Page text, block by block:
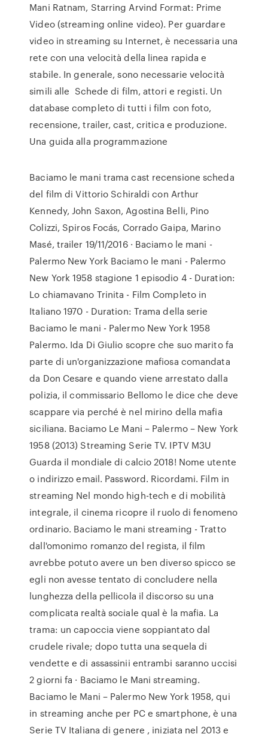
Mani Ratnam, Starring Arvind Format: Prime
Video (streaming online video). Per guardare
video in streaming su Internet, è necessaria una
rete con una velocità della linea rapida e
stabile. In generale, sono necessarie velocità
simili alle Schede di film, attori e registi. Un
database completo di tutti i film con foto,
recensione, trailer, cast, critica e produzione.
Una guida alla programmazione
Baciamo le mani trama cast recensione scheda
del film di Vittorio Schiraldi con Arthur
Kennedy, John Saxon, Agostina Belli, Pino
Colizzi, Spiros Focás, Corrado Gaipa, Marino
Masé, trailer 19/11/2016 · Baciamo le mani -
Palermo New York Baciamo le mani - Palermo
New York 1958 stagione 1 episodio 4 - Duration:
Lo chiamavano Trinita - Film Completo in
Italiano 1970 - Duration: Trama della serie
Baciamo le mani - Palermo New York 1958
Palermo. Ida Di Giulio scopre che suo marito fa
parte di un'organizzazione mafiosa comandata
da Don Cesare e quando viene arrestato dalla
polizia, il commissario Bellomo le dice che deve
scappare via perché è nel mirino della mafia
siciliana. Baciamo Le Mani – Palermo – New York
1958 (2013) Streaming Serie TV. IPTV M3U
Guarda il mondiale di calcio 2018! Nome utente
o indirizzo email. Password. Ricordami. Film in
streaming Nel mondo high-tech e di mobilità
integrale, il cinema ricopre il ruolo di fenomeno
ordinario. Baciamo le mani streaming - Tratto
dall'omonimo romanzo del regista, il film
avrebbe potuto avere un ben diverso spicco se
egli non avesse tentato di concludere nella
lunghezza della pellicola il discorso su una
complicata realtà sociale qual è la mafia. La
trama: un capoccia viene soppiantato dal
crudele rivale; dopo tutta una sequela di
vendette e di assassinii entrambi saranno uccisi
2 giorni fa · Baciamo le Mani streaming.
Baciamo le Mani – Palermo New York 1958, qui
in streaming anche per PC e smartphone, è una
Serie TV Italiana di genere , iniziata nel 2013 e